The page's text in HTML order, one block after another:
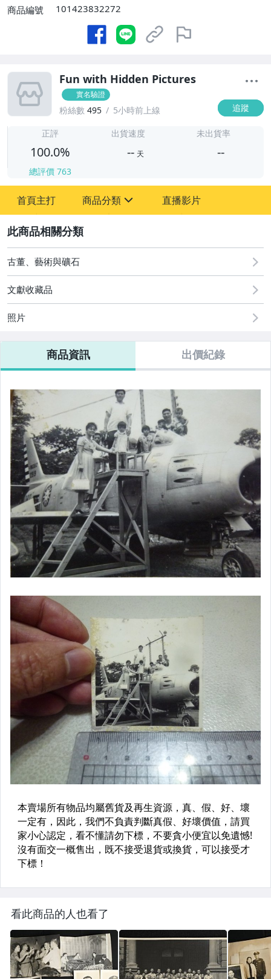
商品編號
101423832272
Fun with Hidden Pictures
實名驗證
粉絲數 495 5小時前上線 追蹤
正評
100.0%
總評價 763
出貨速度
-- 天
未出貨率
--
首頁主打 商品分類
古董、藝術與礦石
玩具、模型與公仔
直播影片
古董、藝術與礦石
文獻收藏品
照片
商品資訊 出價紀錄
看此商品的人也看了